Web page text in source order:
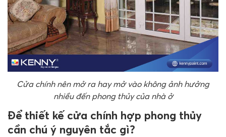
Cửa chính nên mở ra hay mở vào không ảnh hưởng
nhiều đến phong thủy của nhà ở
Để thiết kế cửa chính hợp phong thủy
cần chú ý nguyên tắc gì?